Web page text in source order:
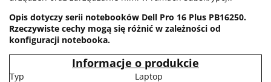
Opis dotyczy serii notebooków Dell Pro 16 Plus PB16250.
Rzeczywiste cechy mogą się różnić w zależności od
konfiguracji notebooka.
Informacje o produkcie
Typ
Laptop